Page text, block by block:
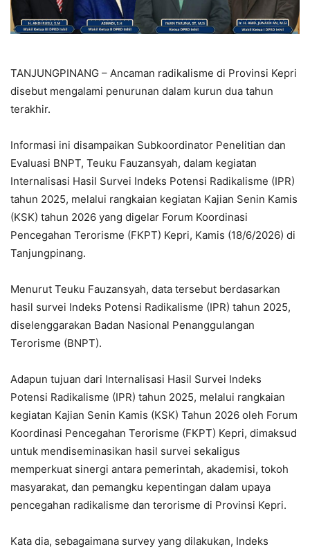
TANJUNGPINANG – Ancaman radikalisme di Provinsi Kepri
disebut mengalami penurunan dalam kurun dua tahun
terakhir.
Informasi ini disampaikan Subkoordinator Penelitian dan
Evaluasi BNPT, Teuku Fauzansyah, dalam kegiatan
Internalisasi Hasil Survei Indeks Potensi Radikalisme (IPR)
tahun 2025, melalui rangkaian kegiatan Kajian Senin Kamis
(KSK) tahun 2026 yang digelar Forum Koordinasi
Pencegahan Terorisme (FKPT) Kepri, Kamis (18/6/2026) di
Tanjungpinang.
Menurut Teuku Fauzansyah, data tersebut berdasarkan
hasil survei Indeks Potensi Radikalisme (IPR) tahun 2025,
diselenggarakan Badan Nasional Penanggulangan
Terorisme (BNPT).
Adapun tujuan dari Internalisasi Hasil Survei Indeks
Potensi Radikalisme (IPR) tahun 2025, melalui rangkaian
kegiatan Kajian Senin Kamis (KSK) Tahun 2026 oleh Forum
Koordinasi Pencegahan Terorisme (FKPT) Kepri, dimaksud
untuk mendiseminasikan hasil survei sekaligus
memperkuat sinergi antara pemerintah, akademisi, tokoh
masyarakat, dan pemangku kepentingan dalam upaya
pencegahan radikalisme dan terorisme di Provinsi Kepri.
Kata dia, sebagaimana survey yang dilakukan, Indeks